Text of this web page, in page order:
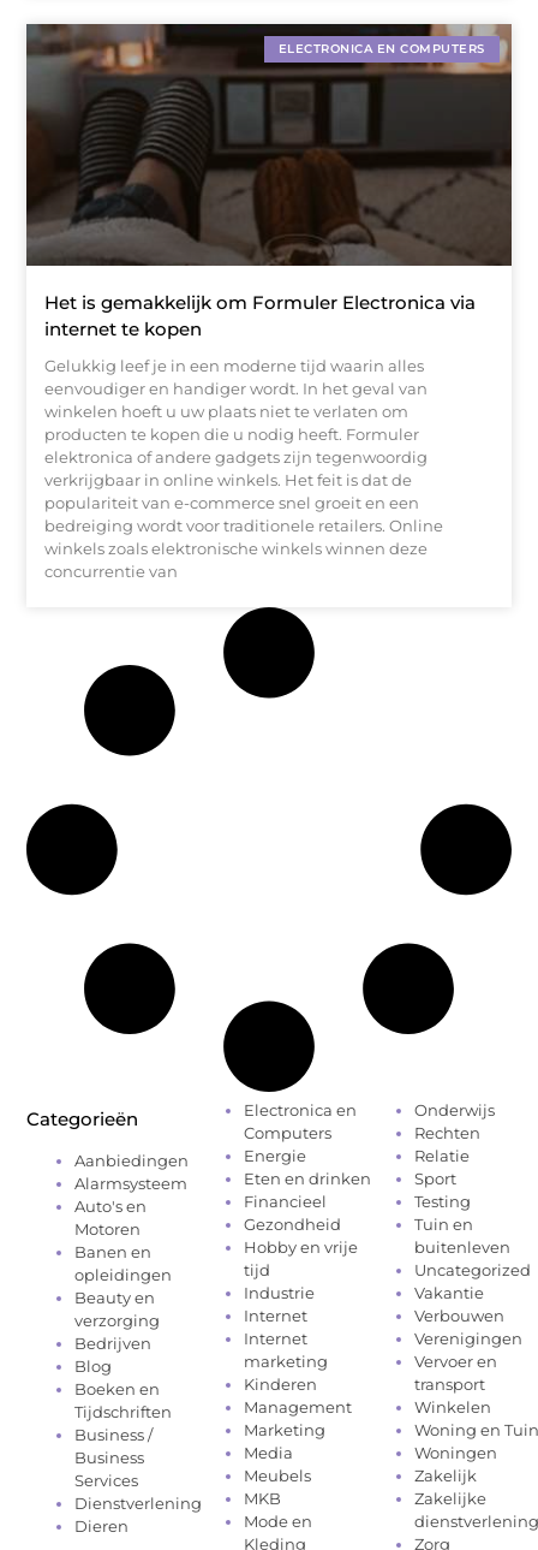
ELECTRONICA EN COMPUTERS
Het is gemakkelijk om Formuler Electronica via
internet te kopen
Gelukkig leef je in een moderne tijd waarin alles
eenvoudiger en handiger wordt. In het geval van
winkelen hoeft u uw plaats niet te verlaten om
producten te kopen die u nodig heeft. Formuler
elektronica of andere gadgets zijn tegenwoordig
verkrijgbaar in online winkels. Het feit is dat de
populariteit van e-commerce snel groeit en een
bedreiging wordt voor traditionele retailers. Online
winkels zoals elektronische winkels winnen deze
concurrentie van
Categorieën
Aanbiedingen
Alarmsysteem
Auto's en
Motoren
Banen en
opleidingen
Beauty en
verzorging
Bedrijven
Blog
Boeken en
Tijdschriften
Business /
Business
Services
Dienstverlening
Dieren
Electronica en
Computers
Energie
Eten en drinken
Financieel
Gezondheid
Hobby en vrije
tijd
Industrie
Internet
Internet
marketing
Kinderen
Management
Marketing
Media
Meubels
MKB
Mode en
Kleding
Onderwijs
Rechten
Relatie
Sport
Testing
Tuin en
buitenleven
Uncategorized
Vakantie
Verbouwen
Verenigingen
Vervoer en
transport
Winkelen
Woning en Tuin
Woningen
Zakelijk
Zakelijke
dienstverlening
Zorg